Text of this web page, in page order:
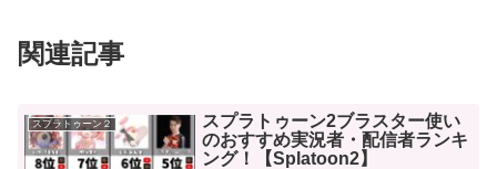
関連記事
スプラトゥーン２
スプラトゥーン2ブラスター使い
のおすすめ実況者・配信者ランキ
ング！【Splatoon2】